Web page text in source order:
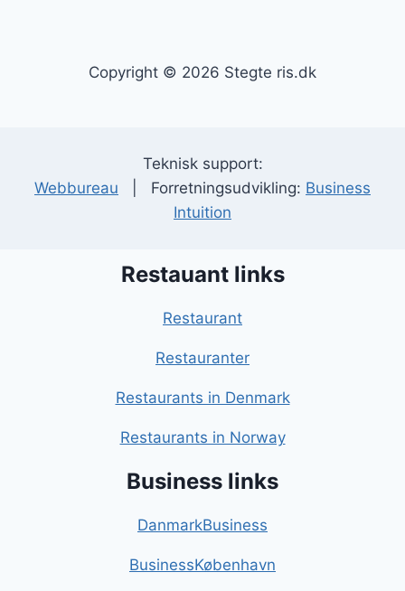
Copyright © 2026 Stegte ris.dk
Teknisk support:
Webbureau | Forretningsudvikling: Business
Intuition
Restauant links
Restaurant
Restauranter
Restaurants in Denmark
Restaurants in Norway
Business links
DanmarkBusiness
BusinessKøbenhavn